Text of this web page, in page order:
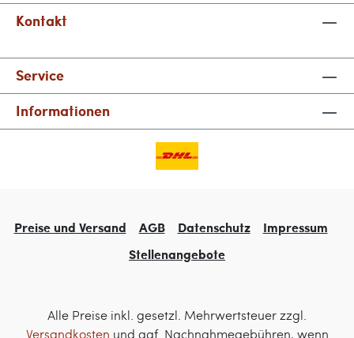
Kontakt
Service
Informationen
Preise und Versand AGB Datenschutz
Impressum
Stellenangebote
Alle Preise inkl. gesetzl. Mehrwertsteuer zzgl.
Versandkosten und ggf. Nachnahmegebühren, wenn